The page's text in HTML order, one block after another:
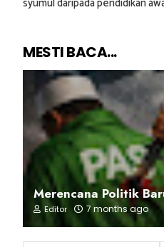
MESTI BACA...
Merencana Politik
Editor 7 months ago